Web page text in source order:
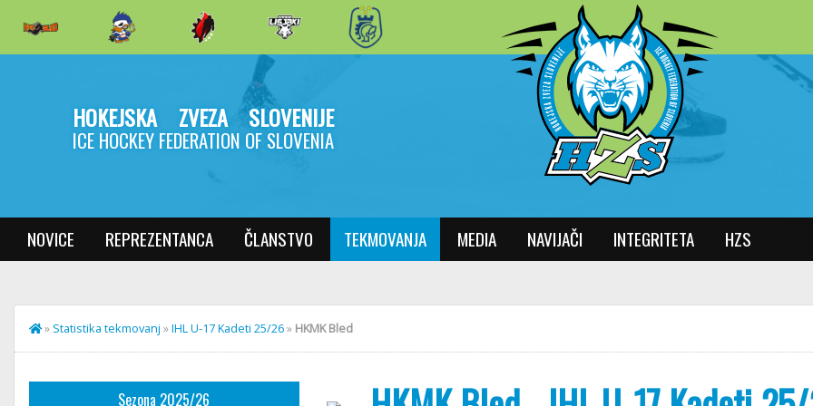
HOKEJSKA ZVEZA SLOVENIJE
ICE HOCKEY FEDERATION OF SLOVENIA
NOVICE REPREZENTANCA ČLANSTVO TEKMOVANJA MEDIA NAVIJAČI INTEGRITETA HZS
» Statistika tekmovanj »IHL U-17 Kadeti 25/26» HKMK Bled
Sezona 2025/26